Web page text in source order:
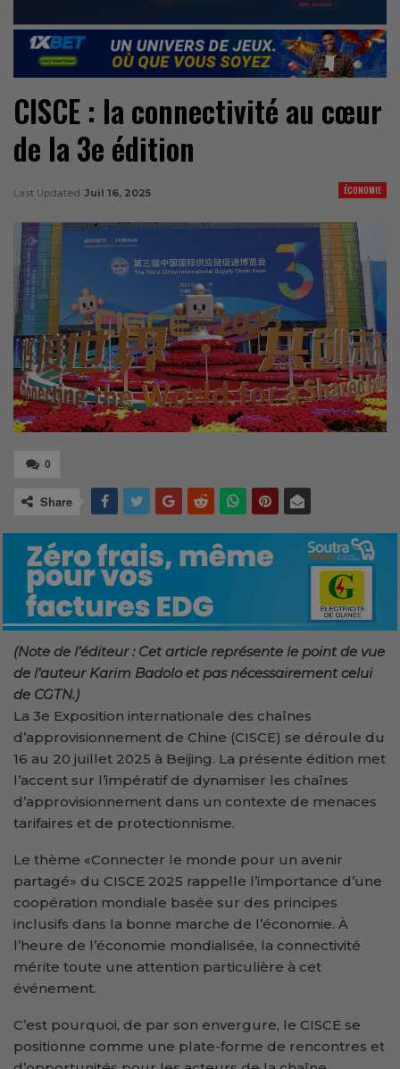
CISCE : la connectivité au cœur
de la 3e édition
ÉCONOMIE
Last Updated Juil 16, 2025
0
Share
(Note de l’éditeur : Cet article représente le point de vue
de l’auteur Karim Badolo et pas nécessairement celui
de CGTN.)
La 3e Exposition internationale des chaînes
d’approvisionnement de Chine (CISCE) se déroule du
16 au 20 juillet 2025 à Beijing. La présente édition met
l’accent sur l’impératif de dynamiser les chaînes
d’approvisionnement dans un contexte de menaces
tarifaires et de protectionnisme.
Le thème «Connecter le monde pour un avenir
partagé» du CISCE 2025 rappelle l’importance d’une
coopération mondiale basée sur des principes
inclusifs dans la bonne marche de l’économie. À
l’heure de l’économie mondialisée, la connectivité
mérite toute une attention particulière à cet
événement.
C’est pourquoi, de par son envergure, le CISCE se
positionne comme une plate-forme de rencontres et